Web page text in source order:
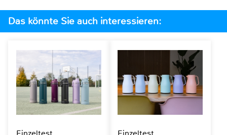
Das könnte Sie auch interessieren: